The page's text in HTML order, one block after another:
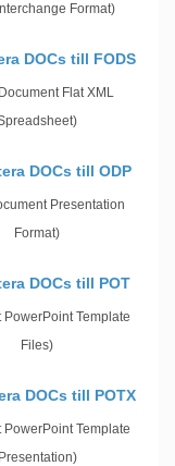
Format)
DOCs till FODS
Flat XML
DOCs till ODP
Presentation
Format)
DOCs till POT
PowerPoint Template
Files)
DOCs till POTX
PowerPoint Template
Presentation)